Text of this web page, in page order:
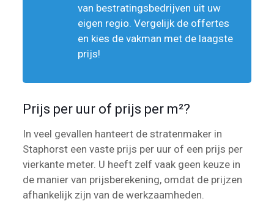
van bestratingsbedrijven uit uw
eigen regio. Vergelijk de offertes
en kies de vakman met de laagste
prijs!
Prijs per uur of prijs per m²?
In veel gevallen hanteert de stratenmaker in
Staphorst een vaste prijs per uur of een prijs per
vierkante meter. U heeft zelf vaak geen keuze in
de manier van prijsberekening, omdat de prijzen
afhankelijk zijn van de werkzaamheden.